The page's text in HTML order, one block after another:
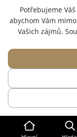
JSME V SOCIÁLNÍCH
© 2015 — 2026,
Potřebujeme
abychom Vám
Vašich zájmů.